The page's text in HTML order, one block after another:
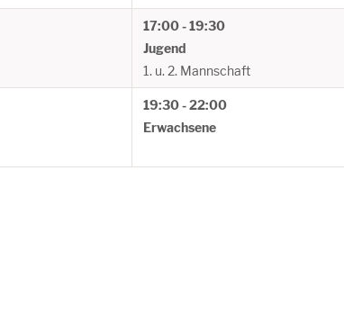
17:00 - 19:30
Jugend
1. u. 2. Mannschaft
19:30 - 22:00
Erwachsene